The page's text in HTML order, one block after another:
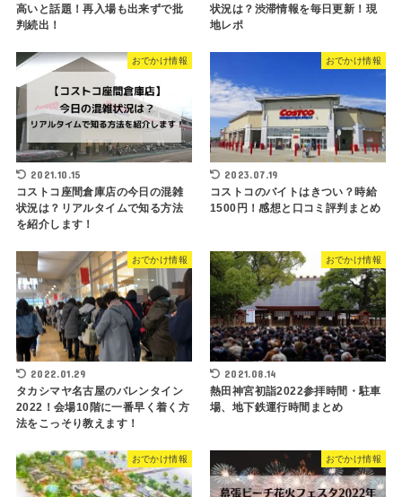
高いと話題！再入場も出来ずで批
判続出！
状況は？渋滞情報を毎日更新！現
地レポ
おでかけ情報
2021.10.15
コストコ座間倉庫店の今日の混雑
状況は？リアルタイムで知る方法
を紹介します！
おでかけ情報
2023.07.19
コストコのバイトはきつい？時給
1500円！感想と口コミ評判まとめ
おでかけ情報
2022.01.29
タカシマヤ名古屋のバレンタイン
2022！会場10階に一番早く着く方
法をこっそり教えます！
おでかけ情報
2021.08.14
熱田神宮初詣2022参拝時間・駐車
場、地下鉄運行時間まとめ
おでかけ情報 おでかけ情報